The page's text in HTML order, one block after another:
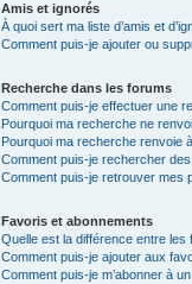
Amis et ignorés
À quoi sert ma liste d’amis et
Comment puis-je ajouter ou
Recherche dans les forums
Comment puis-je effectuer une
Pourquoi ma recherche ne
Pourquoi ma recherche renvoie
Comment puis-je rechercher
Comment puis-je retrouver mes
Favoris et abonnements
Quelle est la différence entre
Comment puis-je ajouter aux
Comment puis-je m’abonner à